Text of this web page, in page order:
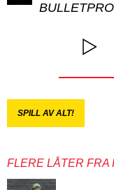
SPILL AV ALT!
FLERE LÅTER FRA